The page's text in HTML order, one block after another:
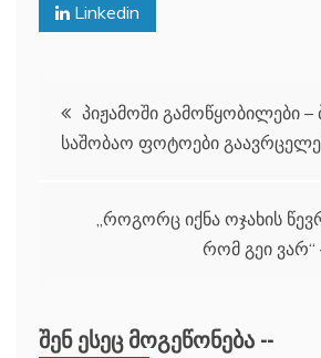
Linkedin
პოსტის
ნავიგაცია
პიჟამოში გამოწყობილები –
საშობაო ფოტოები
„როგორც იქნა ოჯახის
რომ გეი ვარ“
ᲨᲔᲜ ᲔᲡᲔᲪ ᲛᲝᲒᲔᲬᲝᲜᲔᲑᲐ --